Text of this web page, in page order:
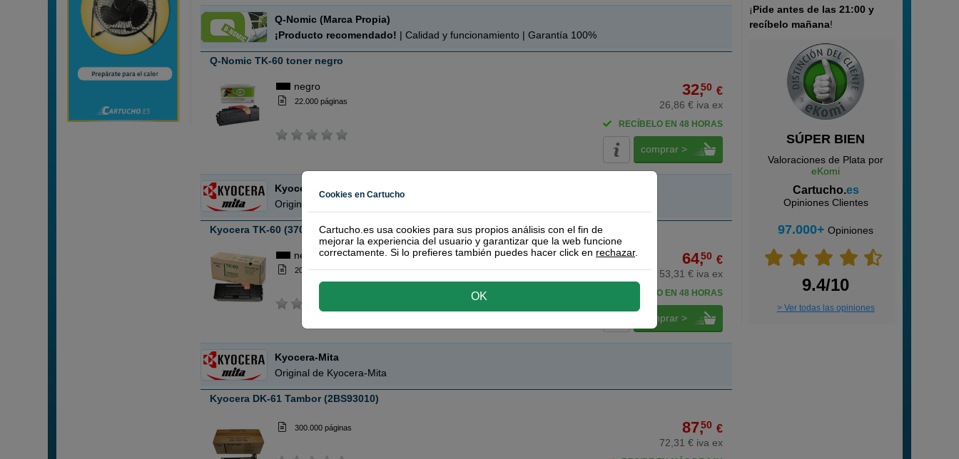
¡Pide antes de las 21:00 y
recíbelo mañana!
SÚPER BIEN
Valoraciones de Plata por
eKomi
Cartucho.es
Opiniones Clientes
97.000+ Opiniones
9.4/10
> Ver todas las opiniones
Q-Nomic (Marca Propia)
¡Producto recomendado! | Calidad y funcionamiento | Garantía 100%
Q-Nomic TK-60 toner negro
negro
22.000 páginas
32,50 €
26,86 € iva ex
RECÍBELO EN 48 HORAS
comprar >
Kyocera-Mita
Original de Kyocera-Mita
Kyocera TK-60 (37027060) toner negro
negro
20.000 páginas
64,50 €
53,31 € iva ex
RECÍBELO EN 48 HORAS
comprar >
Kyocera-Mita
Original de Kyocera-Mita
Kyocera DK-61 Tambor (2BS93010)
300.000 páginas 87,50 €
72,31 € iva ex
Cookies en Cartucho
Cartucho.es usa cookies para sus propios análisis con el fin de
mejorar la experiencia del usuario y garantizar que la web funcione
correctamente. Si lo prefieres también puedes hacer click en rechazar.
OK